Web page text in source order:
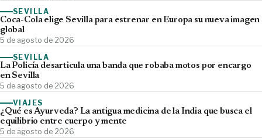
SEVILLA
Coca-Cola elige Sevilla para estrenar en Europa su nueva imagen
global
5 de agosto de 2026
SEVILLA
La Policía desarticula una banda que robaba motos por encargo
en Sevilla
5 de agosto de 2026
VIAJES
¿Qué es Ayurveda? La antigua medicina de la India que busca el
equilibrio entre cuerpo y mente
5 de agosto de 2026